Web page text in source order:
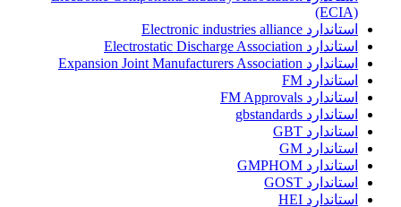
(ECIA)
استاندارد Electronic industries alliance
استاندارد Electrostatic Discharge Association
استاندارد Expansion Joint Manufacturers Association
استاندارد FM
استاندارد FM Approvals
استاندارد gbstandards
استاندارد GBT
استاندارد GM
استاندارد GMPHOM
استاندارد GOST
استاندارد HEI